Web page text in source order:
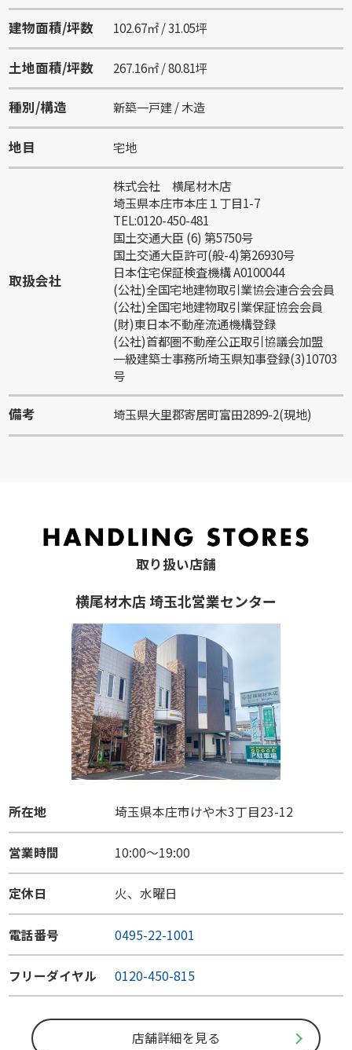
建物面積/坪数 102.67㎡ / 31.05坪
土地面積/坪数 267.16㎡ / 80.81坪
種別/構造 新築一戸建 / 木造
地目 宅地
取扱会社
株式会社 横尾材木店
埼玉県本庄市本庄１丁目1-7
TEL:0120-450-481
国土交通大臣 (6) 第5750号
国土交通大臣許可(般-4)第26930号
日本住宅保証検査機構 A0100044
(公社)全国宅地建物取引業協会連合会会員
(公社)全国宅地建物取引業保証協会会員
(財)東日本不動産流通機構登録
(公社)首都圏不動産公正取引協議会加盟
一級建築士事務所埼玉県知事登録(3)10703
号
備考 埼玉県大里郡寄居町富田2899-2(現地)
取り扱い店舗
横尾材木店 埼玉北営業センター
所在地 埼玉県本庄市けや木3丁目23-12
営業時間 10:00～19:00
定休日 火、水曜日
電話番号 0495-22-1001
フリーダイヤル 0120-450-815
店舗詳細を見る